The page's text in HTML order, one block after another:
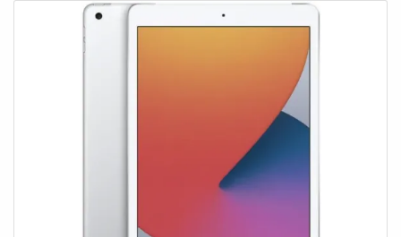
Clutch pour y répondre!Mini et coutureFaciles à
transporter partout et munies d'un petit pinceau pour
appliquer et estomper facilement les fards, c'est le nouvel
allié de tous vos makeup longue tenue.